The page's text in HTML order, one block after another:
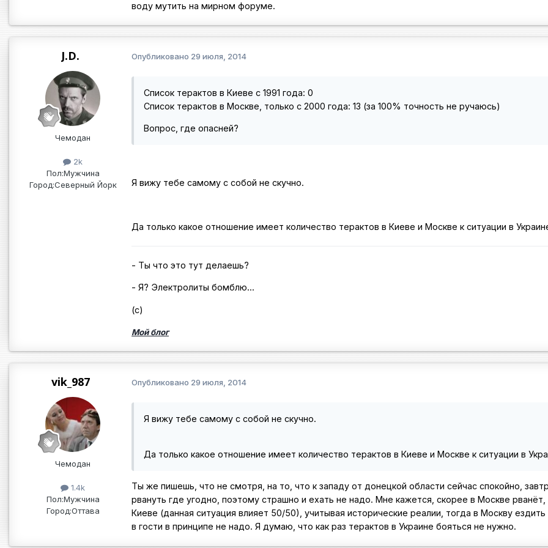
воду мутить на мирном форуме.
J.D.
Чемодан
2k
Пол:Мужчина
Город:Северный Йорк
Опубликовано 29 июля, 2014
Список терактов в Киеве с 1991 года: 0
Список терактов в Москве, только с 2000 года: 13 (за 100% точность не ручаюсь)
Вопрос, где опасней?
Я вижу тебе самому с собой не скучно.
Да только какое отношение имеет количество терактов в Киеве и Москве к ситуации в
- Ты что это тут делаешь?
- Я? Электролиты бомблю...
(с)
Мой блог
vik_987
Чемодан
1.4k
Пол:Мужчина
Город:Оттава
Опубликовано 29 июля, 2014
Я вижу тебе самому с собой не скучно.
Да только какое отношение имеет количество терактов в Киеве и Москве к ситуации в
Ты же пишешь, что не смотря, на то, что к западу от донецкой области сейчас спокойно,
рвануть где угодно, поэтому страшно и ехать не надо. Мне кажется, скорее в Москве
Киеве (данная ситуация влияет 50/50), учитывая исторические реалии, тогда в Москву
в гости в принципе не надо. Я думаю, что как раз терактов в Украине бояться не нужно.